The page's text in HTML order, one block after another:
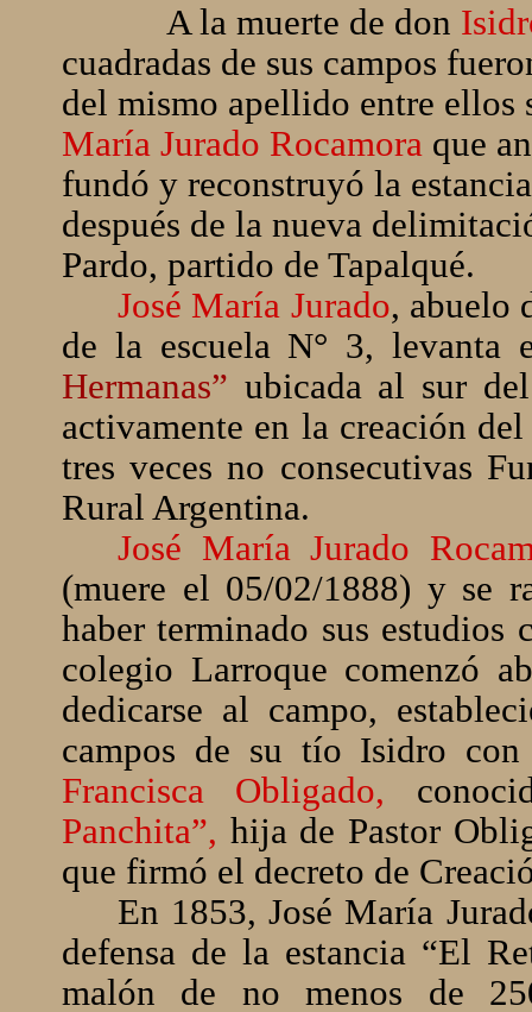
A la muerte de don
cuadradas de sus campos
del mismo apellido entre
María Jurado Rocamora que
fundó y reconstruyó la
después de la nueva
Pardo, partido de Tapalqué.
José María Jurado, abuelo
de la escuela N° 3, levanta
Hermanas” ubicada al sur
activamente en la creación
tres veces no consecutivas
Rural Argentina.
José María Jurado
(muere el 05/02/1888) y se
haber terminado sus
colegio Larroque comenzó
dedicarse al campo,
campos de su tío Isidro
Francisca Obligado,
Panchita”, hija de Pastor
que firmó el decreto de
En 1853, José María
defensa de la estancia “El
malón de no menos de